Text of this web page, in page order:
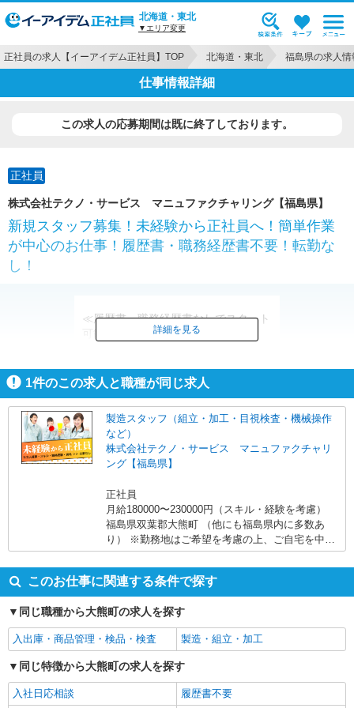
北海道・東北
▼エリア変更
正社員の求人【イーアイデム正社員】TOP 北海道・東北 福島県の求人情
仕事情報詳細
この求人の応募期間は既に終了しております。
正社員
株式会社テクノ・サービス マニュファクチャリング【福島県】
新規スタッフ募集！未経験から正社員へ！簡単作業
が中心のお仕事！履歴書・職務経歴書不要！転勤な
し！
≪履歴書・職務経歴書なしでスタート
詳細を見る
1件のこの求人と職種が同じ求人
製造スタッフ（組立・加工・目視検査・機械操作
など）
株式会社テクノ・サービス マニュファクチャリ
ング【福島県】
正社員
月給180000〜230000円（スキル・経験を考慮）
福島県双葉郡大熊町 （他にも福島県内に多数あ
り） ※勤務地はご希望を考慮の上、ご自宅を中心
に通勤時間120分圏内のエリアとなります。（転勤
なし）
このお仕事に関連する条件で探す
同じ職種から大熊町の求人を探す
入出庫・商品管理・検品・検査 製造・組立・加工
同じ特徴から大熊町の求人を探す
入社日応相談
履歴書不要